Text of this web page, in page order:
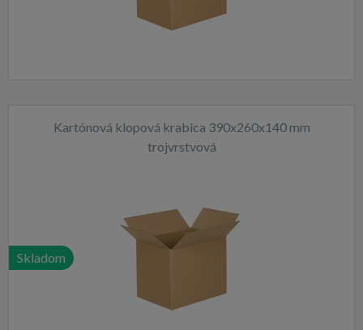
Kartónová klopová krabica 390x260x140 mm
trojvrstvová
Skladom